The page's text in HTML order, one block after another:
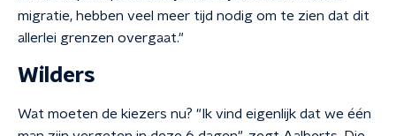
migratie, hebben veel meer tijd nodig om te zien dat dit
allerlei grenzen overgaat."
Wilders
Wat moeten de kiezers nu? "Ik vind eigenlijk dat we één